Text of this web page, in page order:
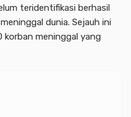
teridentifikasi berhasil
dunia. Sejauh ini
korban meninggal yang